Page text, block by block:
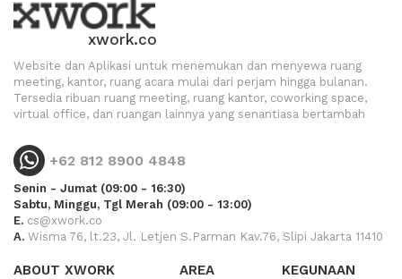
xwork.co
Website dan Aplikasi untuk menemukan dan menyewa ruang
meeting, kantor, ruang acara mulai dari perjam hingga bulanan.
Tersedia ribuan ruang meeting, ruang kantor, coworking space,
virtual office, dan ruangan lainnya yang senantiasa bertambah
+62 812 8900 4848
Senin - Jumat (09:00 - 16:30)
Sabtu, Minggu, Tgl Merah (09:00 - 13:00)
E. cs@xwork.co
A. Wisma 76, lt.23, Jl. Letjen S.Parman Kav.76, Slipi Jakarta 11410
ABOUT XWORK AREA KEGUNAAN